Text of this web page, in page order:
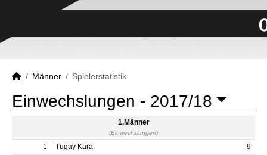
Männer Spielerstatistik
Einwechslungen - 2017/18
1.Männer
(Einwechslungen)
1 Tugay Kara
9